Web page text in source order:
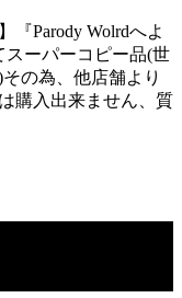
『Parody Wolrdへよ
スーパーコピー品(世
の為、他店舗より
購入出来ません、質